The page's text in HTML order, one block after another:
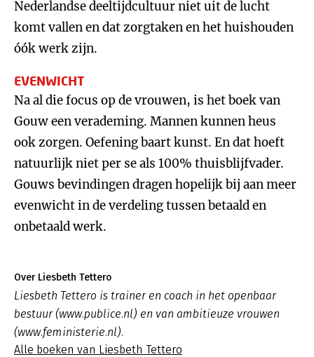
Nederlandse deeltijdcultuur niet uit de lucht
komt vallen en dat zorgtaken en het huishouden
óók werk zijn.
EVENWICHT
Na al die focus op de vrouwen, is het boek van
Gouw een verademing. Mannen kunnen heus
ook zorgen. Oefening baart kunst. En dat hoeft
natuurlijk niet per se als 100% thuisblijfvader.
Gouws bevindingen dragen hopelijk bij aan meer
evenwicht in de verdeling tussen betaald en
onbetaald werk.
Over Liesbeth Tettero
Liesbeth Tettero is trainer en coach in het openbaar
bestuur (www.publice.nl) en van ambitieuze vrouwen
(www.feministerie.nl).
Alle boeken van Liesbeth Tettero